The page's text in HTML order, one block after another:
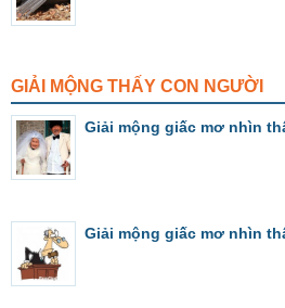
GIẢI MỘNG THẤY CON NGƯỜI
Giải mộng giấc mơ nhìn
Giải mộng giấc mơ nhìn